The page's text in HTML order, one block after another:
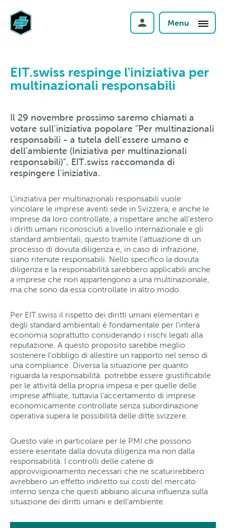
Menu
EIT.swiss respinge l'iniziativa per
multinazionali responsabili
Il 29 novembre prossimo saremo chiamati a
votare sull'iniziativa popolare "Per multinazionali
responsabili - a tutela dell'essere umano e
dell'ambiente (Iniziativa per multinazionali
responsabili)". EIT.swiss raccomanda di
respingere l'iniziativa.
L'iniziativa per multinazionali responsabili vuole
vincolare le imprese aventi sede in Svizzera, e anche le
imprese da loro controllate, a rispettare anche all'estero
i diritti umani riconosciuti a livello internazionale e gli
standard ambientali, questo tramite l'attuazione di un
processo di dovuta diligenza e, in caso di infrazione,
siano ritenute responsabili. Nello specifico la dovuta
diligenza e la responsabilità sarebbero applicabili anche
a imprese che non appartengono a una multinazionale,
ma che sono da essa controllate in altro modo.
Per EIT.swiss il rispetto dei diritti umani elementari e
degli standard ambientali è fondamentale per l'intera
economia soprattutto considerando i rischi legati alla
reputazione. A questo proposito sarebbe meglio
sostenere l'obbligo di allestire un rapporto nel senso di
una compliance. Diversa la situazione per quanto
riguarda la responsabilità: potrebbe essere giustificabile
per le attività della propria impesa e per quelle delle
imprese affiliate, tuttavia l'accertamento di imprese
economicamente controllate senza subordinazione
operativa supera le possibilità delle ditte svizzere.
Questo vale in particolare per le PMI che possono
essere esentate dalla dovuta diligenza ma non dalla
responsabilità. I controlli delle catene di
approvvigionamento necessari che ne scaturirebbero
avrebbero un effetto indiretto sui costi del mercato
interno senza che questi abbiano alcuna influenza sulla
situazione dei diritti umani e dell'ambiente.